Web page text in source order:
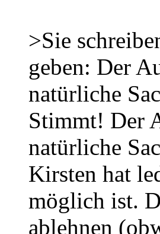
>Sie
geben: Der
natürliche
Stimmt! Der
natürliche
Kirsten hat
möglich ist.
ablehnen